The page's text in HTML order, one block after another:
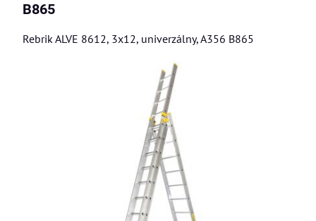
B865
Rebrik ALVE 8612, 3x12, univerzálny, A356 B865